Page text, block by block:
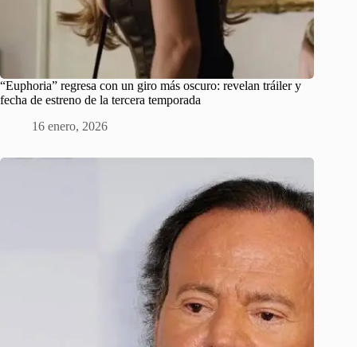
“Euphoria” regresa con un giro más oscuro: revelan tráiler y
fecha de estreno de la tercera temporada
16 enero, 2026